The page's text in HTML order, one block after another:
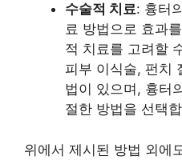
수술적 치료: 흉터
료 방법으로 효과
적 치료를 고려할
피부 이식술, 펀치
법이 있으며, 흉터
절한 방법을 선택
위에서 제시된 방법 외에